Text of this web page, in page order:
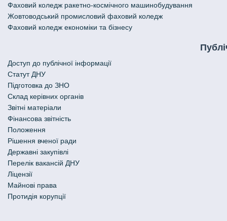
Фаховий коледж ракетно-космічного машинобудування
Жовтоводський промисловий фаховий коледж
Фаховий коледж економіки та бізнесу
Доступ до публічної інформації
Статут ДНУ
Підготовка до ЗНО
Склад керівних органів
Звітні матеріали
Фінансова звітність
Положення
Рішення вченої ради
Державні закупівлі
Перелік вакансій ДНУ
Ліцензії
Майнові права
Протидія корупції